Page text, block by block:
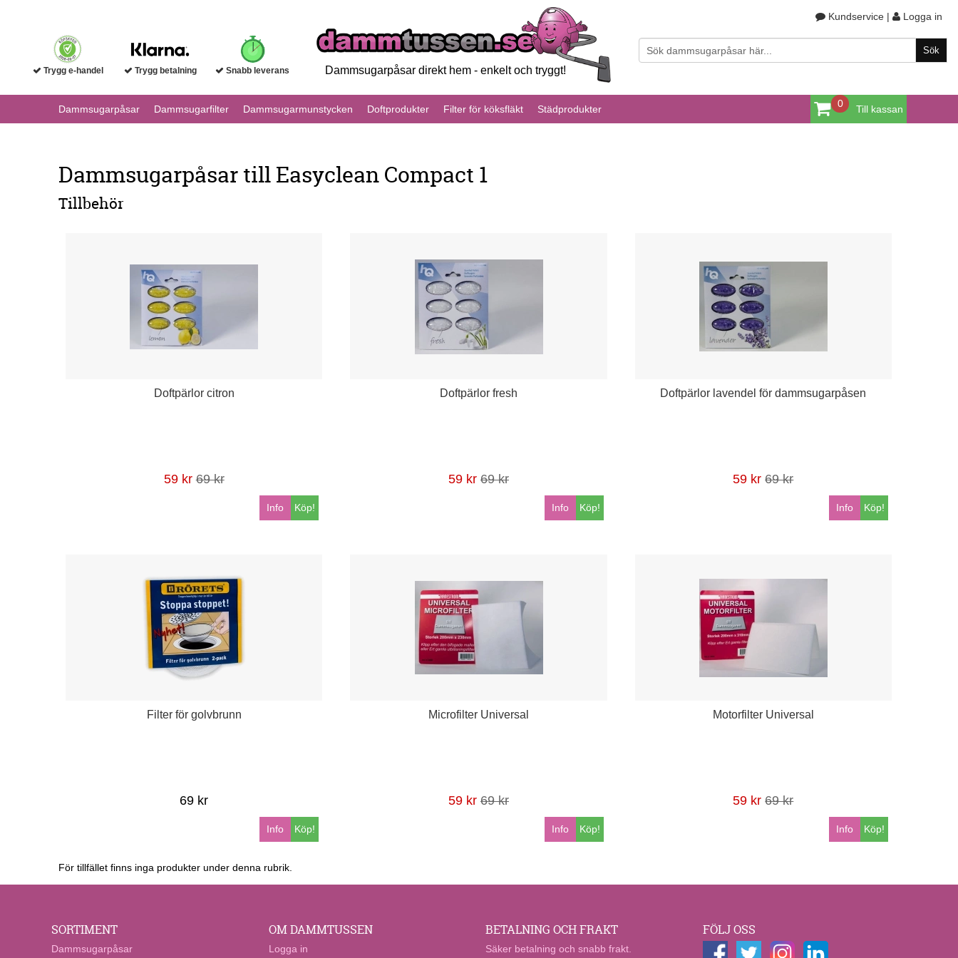
Dammsugarpåsar direkt hem - enkelt och tryggt!
Trygg e-handel Trygg betalning Snabb leverans
Kundservice | Logga in
0 Till kassan
Dammsugarpåsar Dammsugarfilter Dammsugarmunstycken Doftprodukter Filter för köksfläkt Städprodukter
Dammsugarpåsar till Easyclean Compact 1
Tillbehör
Doftpärlor citron
59 kr 69 kr
Köp!
Info
Doftpärlor fresh
59 kr 69 kr
Köp!
Info
Doftpärlor lavendel för dammsugarpåsen
59 kr 69 kr
Köp!
Info
Filter för golvbrunn
69 kr
Köp!
Info
Microfilter Universal
59 kr 69 kr
Köp!
Info
Motorfilter Universal
59 kr 69 kr
Köp!
Info
För tillfället finns inga produkter under denna rubrik.
SORTIMENT
Dammsugarpåsar
OM DAMMTUSSEN
Logga in
BETALNING OCH FRAKT
Säker betalning och snabb frakt.
FÖLJ OSS